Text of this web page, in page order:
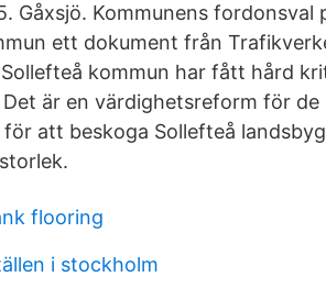
Gåxsjö. Kommunens
ett dokument från
kommun har fått hård
är en värdighetsreform för
att beskoga Sollefteå
flooring
i stockholm